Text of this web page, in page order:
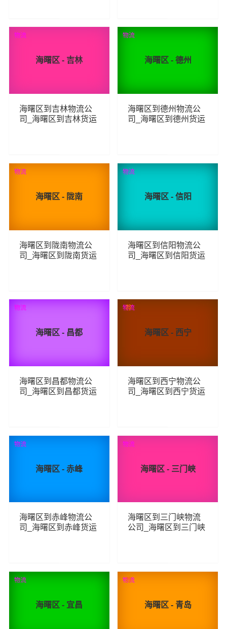
96 查看详细 141 查看详细
海曙区 - 吉林
海曙区到吉林物流公
司_海曙区到吉林货运
133 查看详细
物流
海曙区 - 德州
海曙区到德州物流公
司_海曙区到德州货运
189 查看详细
物流
海曙区 - 陇南
海曙区到陇南物流公
司_海曙区到陇南货运
96 查看详细
物流
海曙区 - 信阳
海曙区到信阳物流公
司_海曙区到信阳货运
121 查看详细
物流
海曙区 - 昌都
海曙区到昌都物流公
司_海曙区到昌都货运
101 查看详细
物流
海曙区 - 西宁
海曙区到西宁物流公
司_海曙区到西宁货运
203 查看详细
物流
荐
海曙区 - 赤峰
海曙区到赤峰物流公
司_海曙区到赤峰货运
109 查看详细
物流
海曙区 - 三门峡
海曙区到三门峡物流
公司_海曙区到三门峡
112 查看详细
物流
海曙区 - 宜昌
物流
海曙区 - 青岛
物流
荐